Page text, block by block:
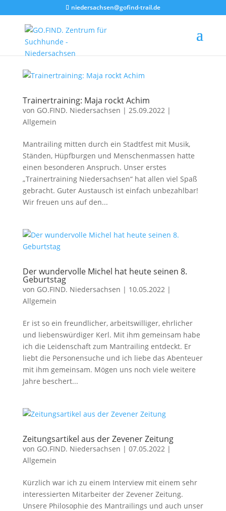
niedersachsen@gofind-trail.de
Trainertraining: Maja rockt Achim
von GO.FIND. Niedersachsen | 25.09.2022|
Allgemein
Mantrailing mitten durch ein Stadtfest mit Musik,
Ständen, Hüpfburgen und Menschenmassen hatte
einen besonderen Anspruch. Unser erstes
„Trainertraining Niedersachsen“ hat allen viel Spaß
gebracht. Guter Austausch ist einfach unbezahlbar!
Wir freuen uns auf den...
Der wundervolle Michel hat heute seinen 8.
Geburtstag
von GO.FIND. Niedersachsen | 10.05.2022|
Allgemein
Er ist so ein freundlicher, arbeitswilliger, ehrlicher
und liebenswürdiger Kerl. Mit ihm gemeinsam habe
ich die Leidenschaft zum Mantrailing entdeckt. Er
liebt die Personensuche und ich liebe das Abenteuer
mit ihm gemeinsam. Mögen uns noch viele weitere
Jahre beschert...
Zeitungsartikel aus der Zevener Zeitung
von GO.FIND. Niedersachsen | 07.05.2022|
Allgemein
Kürzlich war ich zu einem Interview mit einem sehr
interessierten Mitarbeiter der Zevener Zeitung.
Unsere Philosophie des Mantrailings und auch unser